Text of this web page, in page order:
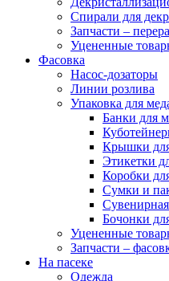
Спирали для
Запчасти –
Уцененные
Фасовка
Насос-дозаторы
Линии розлива
Упаковка для
Банки для
Крышки
Этикетки
Коробки
Сумки и
Бочонки
Уцененные
Запчасти –
На пасеке
Одежда